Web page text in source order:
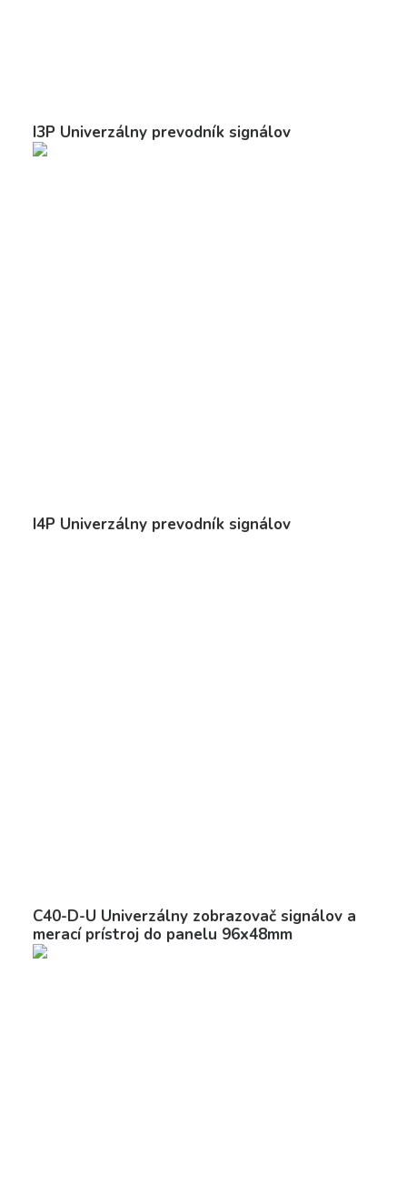
I3P Univerzálny prevodník signálov
I4P Univerzálny prevodník signálov
C40-D-U Univerzálny zobrazovač signálov a
merací prístroj do panelu 96x48mm